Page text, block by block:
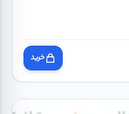
خرید